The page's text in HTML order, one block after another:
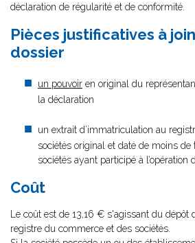
déclaration de régularité et de conformité.
Pièces justificatives à
dossier
un pouvoir en original du
la déclaration
un extrait d’immatriculation au
sociétés original et daté de moins
sociétés ayant participé à l’opération
Coût
Le coût est de 13,16 € s'agissant du dépôt
registre du commerce et des sociétés.